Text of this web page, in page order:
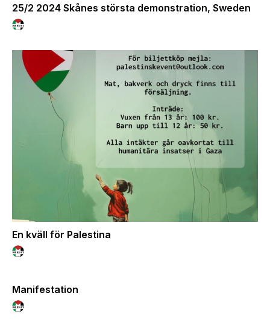
25/2 2024 Skånes största demonstration, Sweden
En kväll för Palestina
Manifestation